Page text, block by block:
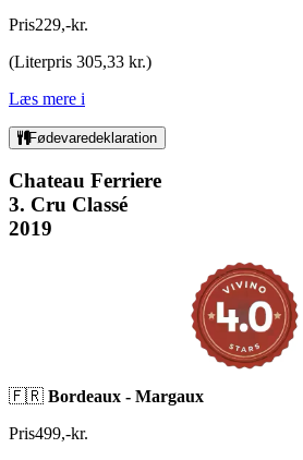
Pris229,-kr.
(Literpris 305,33 kr.)
Læs mere i
Fødevaredeklaration
Chateau Ferriere
3. Cru Classé
2019
🇫🇷 Bordeaux - Margaux
Pris499,-kr.